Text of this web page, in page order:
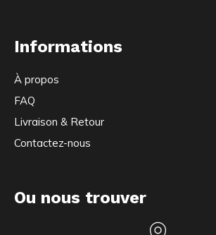
Informations
À propos
FAQ
Livraison & Retour
Contactez-nous
Ou nous trouver